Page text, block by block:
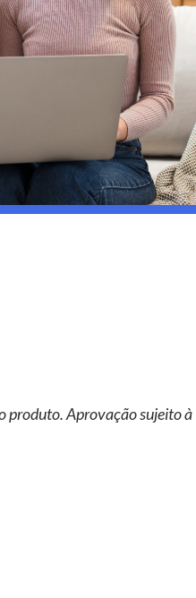
produto. Aprovação sujeito à